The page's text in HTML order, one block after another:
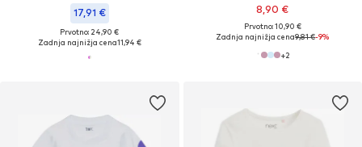
17,91 €
Prvotno: 24,90 €
Zadnja najnižja cena11,94 €
8,90 €
Prvotno: 10,90 €
Zadnja najnižja cena9,81 €-9%
+2